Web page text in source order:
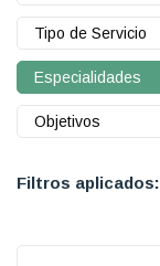
Tipo de Servicio
Especialidades
Objetivos
Filtros aplicados: